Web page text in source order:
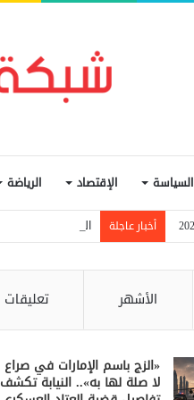
السياسة الإقتصاد الرياضة
أخبار عاجلة المنظمة الدولية للهجرة: نزوح 6.6 آلاف شخص
الأشهر تعليقات
«الزج باسم الإمارات في صراع
لا صلة لها به».. النيابة تكشف